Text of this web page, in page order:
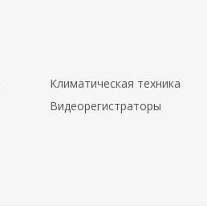
Климатическая техника
Видеорегистраторы